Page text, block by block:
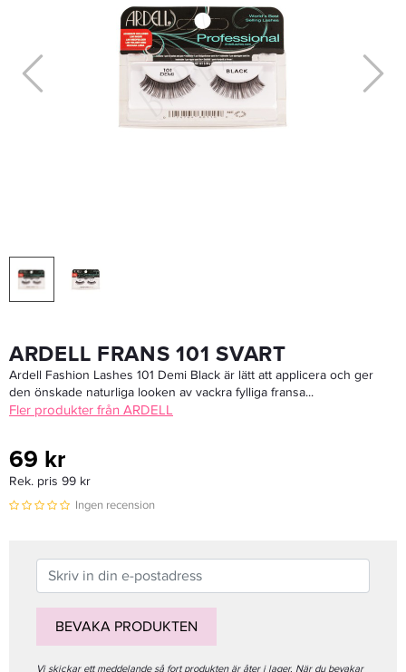
Goldwell Colorance Soft Color 10BS Beige Silver 125ml - Färgmousse
ARDELL FRANS 101 SVART
Ardell Fashion Lashes 101 Demi Black är lätt att applicera och ger
den önskade naturliga looken av vackra fylliga fransa...
Fler produkter från ARDELL
69 kr
Rek. pris 99 kr
Ingen recension
BEVAKA PRODUKTEN
Vi skickar ett meddelande så fort produkten är åter i lager. När du bevakar